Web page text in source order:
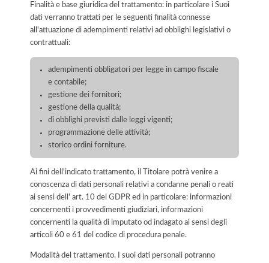
Finalità e base giuridica del trattamento: in particolare i Suoi
dati verranno trattati per le seguenti finalità connesse
all'attuazione di adempimenti relativi ad obblighi legislativi o
contrattuali:
adempimenti obbligatori per legge in campo fiscale
e contabile;
gestione dei fornitori;
gestione della qualità;
di obblighi previsti dalle leggi vigenti;
programmazione delle attività;
storico ordini forniture.
Ai fini dell'indicato trattamento, il Titolare potrà venire a
conoscenza di dati personali relativi a condanne penali o reati
ai sensi dell' art. 10 del GDPR ed in particolare: informazioni
concernenti i provvedimenti giudiziari, informazioni
concernenti la qualità di imputato od indagato ai sensi degli
articoli 60 e 61 del codice di procedura penale.
Modalità del trattamento. I suoi dati personali potranno